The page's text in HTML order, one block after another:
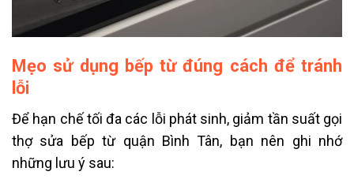
Mẹo sử dụng bếp từ đúng cách để tránh
lỗi
Để hạn chế tối đa các lỗi phát sinh, giảm tần suất gọi
thợ sửa bếp từ quận Bình Tân, bạn nên ghi nhớ
những lưu ý sau: